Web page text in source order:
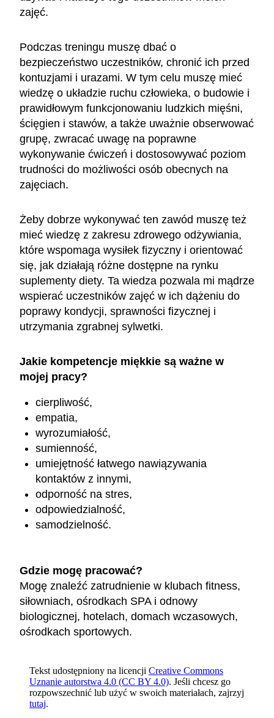
zajęć.
Podczas treningu muszę dbać o
bezpieczeństwo uczestników, chronić ich przed
kontuzjami i urazami. W tym celu muszę mieć
wiedzę o układzie ruchu człowieka, o budowie i
prawidłowym funkcjonowaniu ludzkich mięśni,
ścięgien i stawów, a także uważnie obserwować
grupę, zwracać uwagę na poprawne
wykonywanie ćwiczeń i dostosowywać poziom
trudności do możliwości osób obecnych na
zajęciach.
Żeby dobrze wykonywać ten zawód muszę też
mieć wiedzę z zakresu zdrowego odżywiania,
które wspomaga wysiłek fizyczny i orientować
się, jak działają różne dostępne na rynku
suplementy diety. Ta wiedza pozwala mi mądrze
wspierać uczestników zajęć w ich dążeniu do
poprawy kondycji, sprawności fizycznej i
utrzymania zgrabnej sylwetki.
Jakie kompetencje miękkie są ważne w
mojej pracy?
cierpliwość,
empatia,
wyrozumiałość,
sumienność,
umiejętność łatwego nawiązywania
kontaktów z innymi,
odporność na stres,
odpowiedzialność,
samodzielność.
Gdzie mogę pracować?
Mogę znaleźć zatrudnienie w klubach fitness,
siłowniach, ośrodkach SPA i odnowy
biologicznej, hotelach, domach wczasowych,
ośrodkach sportowych.
Tekst udostępniony na licencji Creative Commons
Uznanie autorstwa 4.0 (CC BY 4.0). Jeśli chcesz go
rozpowszechnić lub użyć w swoich materiałach, zajrzyj
tutaj.